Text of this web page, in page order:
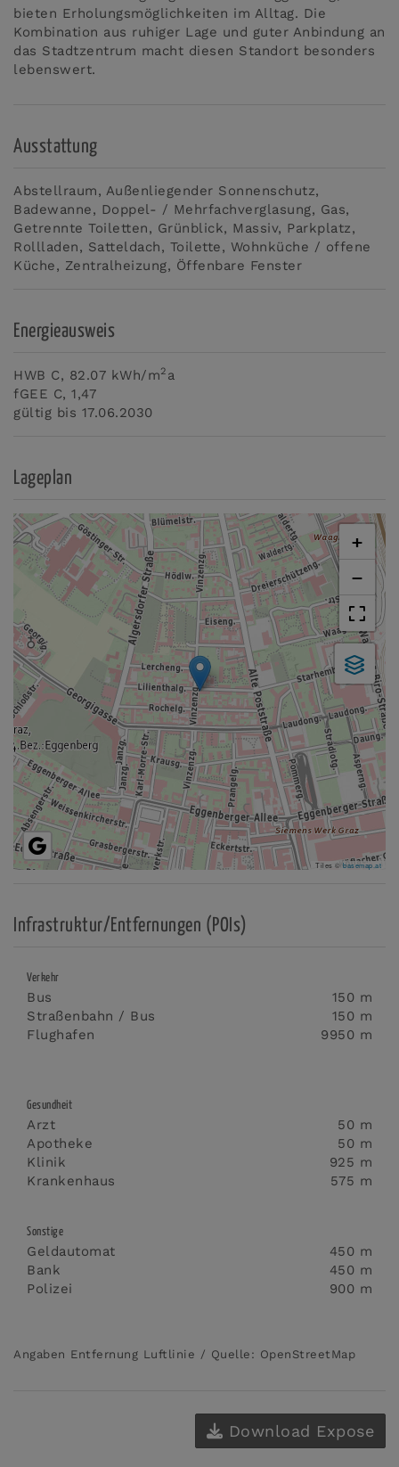
bieten Erholungsmöglichkeiten im Alltag. Die
Kombination aus ruhiger Lage und guter Anbindung an
das Stadtzentrum macht diesen Standort besonders
lebenswert.
Ausstattung
Abstellraum
Außenliegender Sonnenschutz
Badewanne
Doppel- / Mehrfachverglasung
Gas
Getrennte Toiletten
Grünblick Massiv
Parkplatz
Rollladen
Satteldach Toilette
Wohnküche / offene
Küche
Zentralheizung Öffenbare Fenster
Energieausweis
HWB C, 82.07 kWh/m2 a
fGEE C, 1,47
gültig bis 17.06.2030
Lageplan
+
−
Tiles © basemap.at
Infrastruktur/Entfernungen (POIs)
Verkehr
Bus
150 m
Straßenbahn / Bus
150 m
Flughafen
9950 m
Gesundheit
Arzt
50 m
Apotheke
50 m
Klinik
925 m
Krankenhaus
575 m
Sonstige
Geldautomat
450 m
Bank
450 m
Polizei
900 m
Angaben Entfernung Luftlinie / Quelle: OpenStreetMap
Download Expose